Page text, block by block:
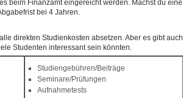
beim Finanzamt eingereicht werden. Machst du eine
bei 4 Jahren.
direkten Studienkosten absetzen. Aber es gibt auch
Studenten interessant sein könnten.
Studiengebühren/Beiträge
Seminare/Prüfungen
Aufnahmetests